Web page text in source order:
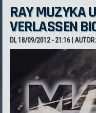
RAY MUZYKA
VERLASSEN
DI, 18/09/2012 - 21:16|